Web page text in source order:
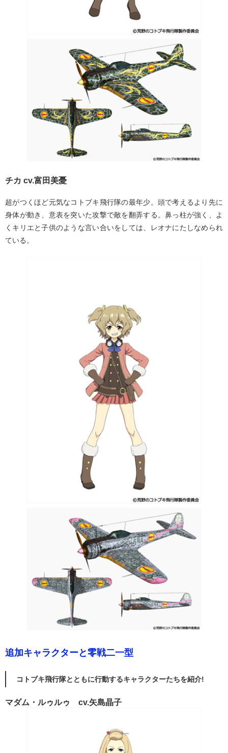
チカ cv.富田美憂
超がつくほど元気なコトブキ飛行隊の最年少。頭で考えるより先に
身体が動き、意表を突いた攻撃で敵を翻弄する。鼻っ柱が強く、よ
くキリエと子供のような言い合いをしては、レオナにたしなめられ
ている。
追加キャラクターと零戦二一型
コトブキ飛行隊とともに行動するキャラクターたちを紹介!
マダム・ルゥルゥ cv.矢島晶子